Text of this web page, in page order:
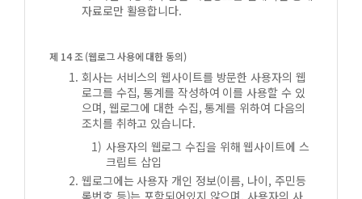
자료로만 활용합니다.
제 14 조 (웹로그 사용에 대한 동의)
회사는 서비스의 웹사이트를 방문한 사용자의 웹
로그를 수집, 통계를 작성하여 이를 사용할 수 있
으며, 웹로그에 대한 수집, 통계를 위하여 다음의
조치를 취하고 있습니다.
사용자의 웹로그 수집을 위해 웹사이트에 스
크립트 삽입
웹로그에는 사용자 개인 정보(이름, 나이, 주민등